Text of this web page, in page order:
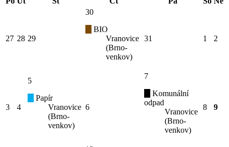
27 28 29
30
BIO
Vranovice
(Brno-
venkov)
31 1 2
3 4
5
Papír
Vranovice
(Brno-
venkov)
6
7
Komunální
odpad
Vranovice
(Brno-
venkov)
8 9